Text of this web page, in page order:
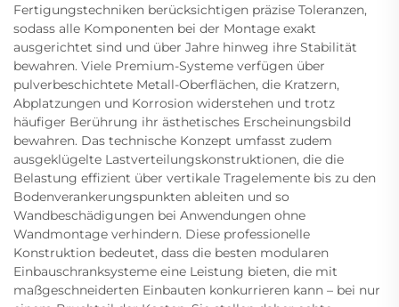
Fertigungstechniken berücksichtigen präzise Toleranzen,
sodass alle Komponenten bei der Montage exakt
ausgerichtet sind und über Jahre hinweg ihre Stabilität
bewahren. Viele Premium-Systeme verfügen über
pulverbeschichtete Metall-Oberflächen, die Kratzern,
Abplatzungen und Korrosion widerstehen und trotz
häufiger Berührung ihr ästhetisches Erscheinungsbild
bewahren. Das technische Konzept umfasst zudem
ausgeklügelte Lastverteilungskonstruktionen, die die
Belastung effizient über vertikale Tragelemente bis zu den
Bodenverankerungspunkten ableiten und so
Wandbeschädigungen bei Anwendungen ohne
Wandmontage verhindern. Diese professionelle
Konstruktion bedeutet, dass die besten modularen
Einbauschranksysteme eine Leistung bieten, die mit
maßgeschneiderten Einbauten konkurrieren kann – bei nur